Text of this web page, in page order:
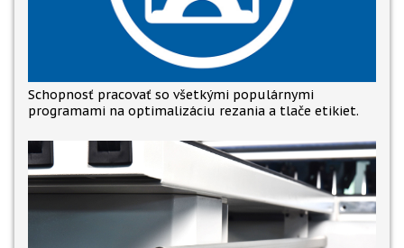
Schopnosť pracovať so všetkými populárnymi
programami na optimalizáciu rezania a tlače etikiet.